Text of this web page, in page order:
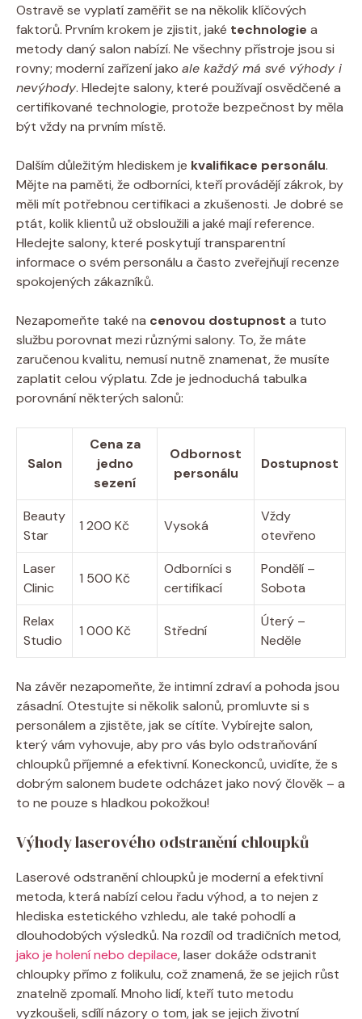
Ostravě se vyplatí zaměřit se na několik klíčových
faktorů. Prvním krokem je zjistit, jaké technologie a
metody daný salon nabízí. Ne všechny přístroje jsou si
rovny; moderní zařízení jako ale každý má své výhody i
nevýhody. Hledejte salony, které používají osvědčené a
certifikované technologie, protože bezpečnost by měla
být vždy na prvním místě.
Dalším důležitým hlediskem je kvalifikace personálu.
Mějte na paměti, že odborníci, kteří provádějí zákrok, by
měli mít potřebnou certifikaci a zkušenosti. Je dobré se
ptát, kolik klientů už obsloužili a jaké mají reference.
Hledejte salony, které poskytují transparentní
informace o svém personálu a často zveřejňují recenze
spokojených zákazníků.
Nezapomeňte také na cenovou dostupnost a tuto
službu porovnat mezi různými salony. To, že máte
zaručenou kvalitu, nemusí nutně znamenat, že musíte
zaplatit celou výplatu. Zde je jednoduchá tabulka
porovnání některých salonů:
Salon
Cena za
jedno
sezení
Odbornost
personálu
Dostupnost
Beauty
Star
1 200 Kč Vysoká
Vždy
otevřeno
Laser
Clinic
1 500 Kč
Odborníci s
certifikací
Pondělí –
Sobota
Relax
Studio
1 000 Kč Střední
Úterý –
Neděle
Na závěr nezapomeňte, že intimní zdraví a pohoda jsou
zásadní. Otestujte si několik salonů, promluvte si s
personálem a zjistěte, jak se cítíte. Vybírejte salon,
který vám vyhovuje, aby pro vás bylo odstraňování
chloupků příjemné a efektivní. Koneckonců, uvidíte, že s
dobrým salonem budete odcházet jako nový člověk – a
to ne pouze s hladkou pokožkou!
Výhody laserového odstranění chloupků
Laserové odstranění chloupků je moderní a efektivní
metoda, která nabízí celou řadu výhod, a to nejen z
hlediska estetického vzhledu, ale také pohodlí a
dlouhodobých výsledků. Na rozdíl od tradičních metod,
jako je holení nebo depilace, laser dokáže odstranit
chloupky přímo z folikulu, což znamená, že se jejich růst
znatelně zpomalí. Mnoho lidí, kteří tuto metodu
vyzkoušeli, sdílí názory o tom, jak se jejich životní